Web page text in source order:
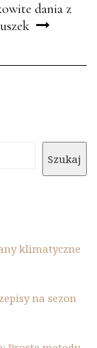
dania z
Szukaj
klimatyczne
na sezon